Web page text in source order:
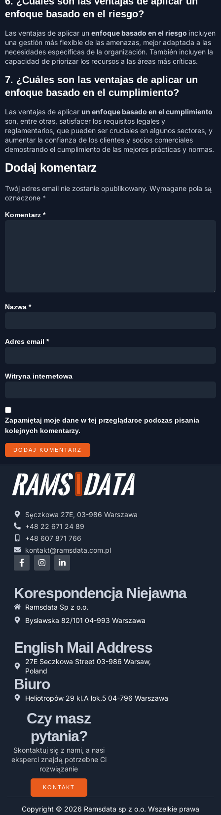
enfoque basado en el riesgo?
Las ventajas de aplicar un enfoque basado en el riesgo incluyen
una gestión más flexible de las amenazas, mejor adaptada a las
necesidades específicas de la organización. También incluyen la
capacidad de priorizar los recursos a las áreas más críticas.
7. ¿Cuáles son las ventajas de aplicar un
enfoque basado en el cumplimiento?
Las ventajas de aplicar un enfoque basado en el cumplimiento
son, entre otras, satisfacer los requisitos legales y
reglamentarios, que pueden ser cruciales en algunos sectores, y
aumentar la confianza de los clientes y socios comerciales
demostrando el cumplimiento de las mejores prácticas y normas.
Dodaj komentarz
Twój adres email nie zostanie opublikowany. Wymagane pola są
oznaczone *
Komentarz *
Nazwa *
Adres email *
Witryna internetowa
Zapamiętaj moje dane w tej przeglądarce podczas pisania
kolejnych komentarzy.
Sęczkowa 27E, 03-986 Warszawa
+48 22 671 24 89
+48 607 871 766
kontakt@ramsdata.com.pl
Korespondencja Niejawna
Ramsdata Sp z o.o.
Bysławska 82/101 04-993 Warszawa
English Mail Address
27E Seczkowa Street 03-986 Warsaw,
Poland
Biuro
Heliotropów 29 kl.A lok.5 04-796 Warszawa
Czy masz
pytania?
Skontaktuj się z nami, a nasi
eksperci znajdą potrzebne Ci
rozwiązanie
KONTAKT
Copyright © 2026 Ramsdata sp z o.o. Wszelkie prawa